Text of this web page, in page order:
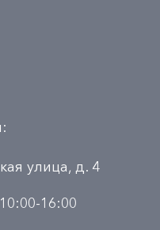
улица, д. 4
16:00